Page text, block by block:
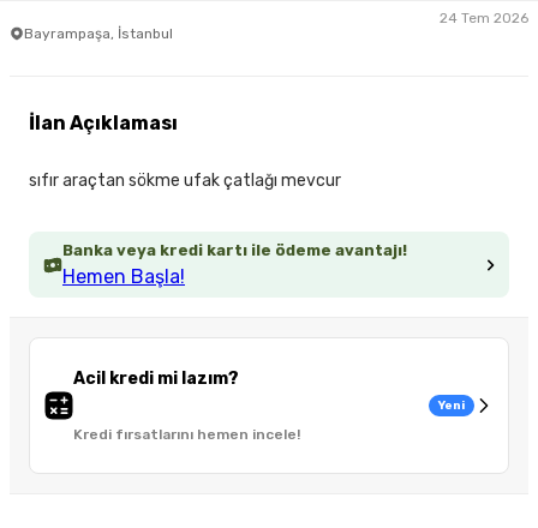
Bayrampaşa, İstanbul
24 Tem 2026
Banka veya kredi kartı ile ödeme avantajı!
Hemen Başla!
Acil kredi mi lazım?
Kredi fırsatlarını hemen incele!
Yeni
İlan Açıklaması
sıfır araçtan sökme ufak çatlağı mevcur